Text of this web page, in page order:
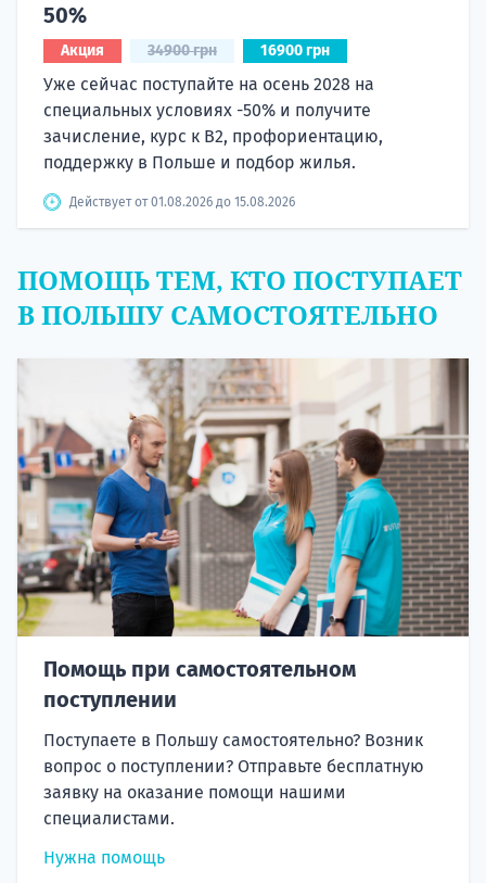
50%
Акция 34900 грн 16900 грн
Уже сейчас поступайте на осень 2028 на
специальных условиях -50% и получите
зачисление, курс к B2, профориентацию,
поддержку в Польше и подбор жилья.
Действует от 01.08.2026 до 15.08.2026
ПОМОЩЬ ТЕМ, КТО ПОСТУПАЕТ
В ПОЛЬШУ САМОСТОЯТЕЛЬНО
Помощь при самостоятельном
поступлении
Поступаете в Польшу самостоятельно? Возник
вопрос о поступлении? Отправьте бесплатную
заявку на оказание помощи нашими
специалистами.
Нужна помощь